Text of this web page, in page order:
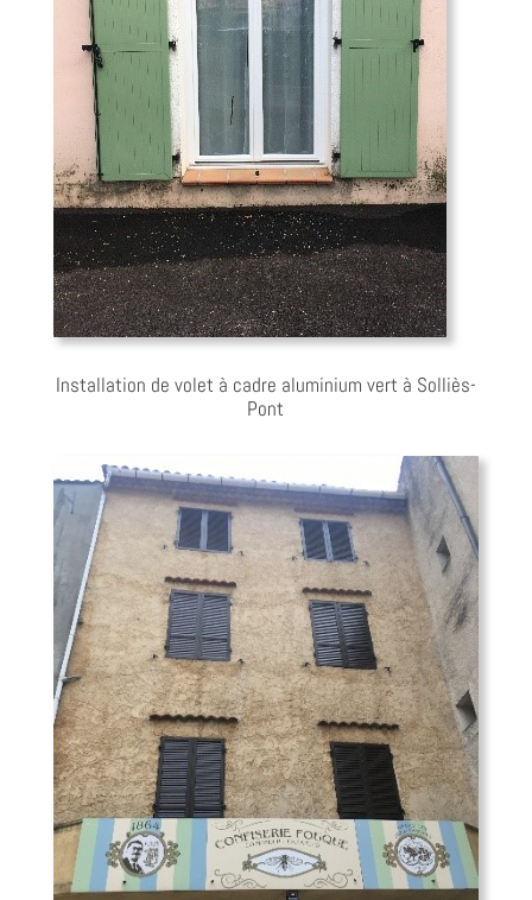
Installation de volet à cadre aluminium vert à Solliès-
Pont